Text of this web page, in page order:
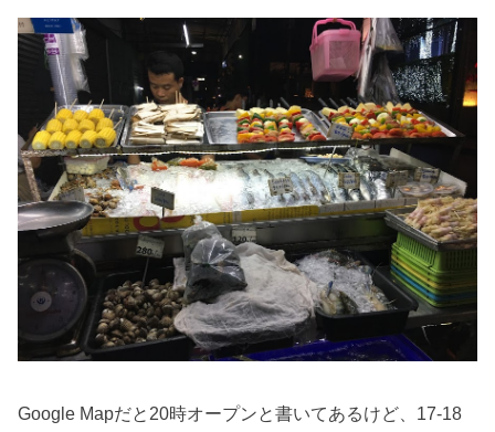
Google Mapだと20時オープンと書いてあるけど、17-18